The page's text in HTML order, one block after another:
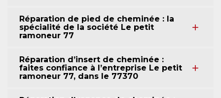
Réparation de pied de cheminée : la
spécialité de la société Le petit
ramoneur 77
Réparation d’insert de cheminée :
faites confiance à l’entreprise Le petit
ramoneur 77, dans le 77370